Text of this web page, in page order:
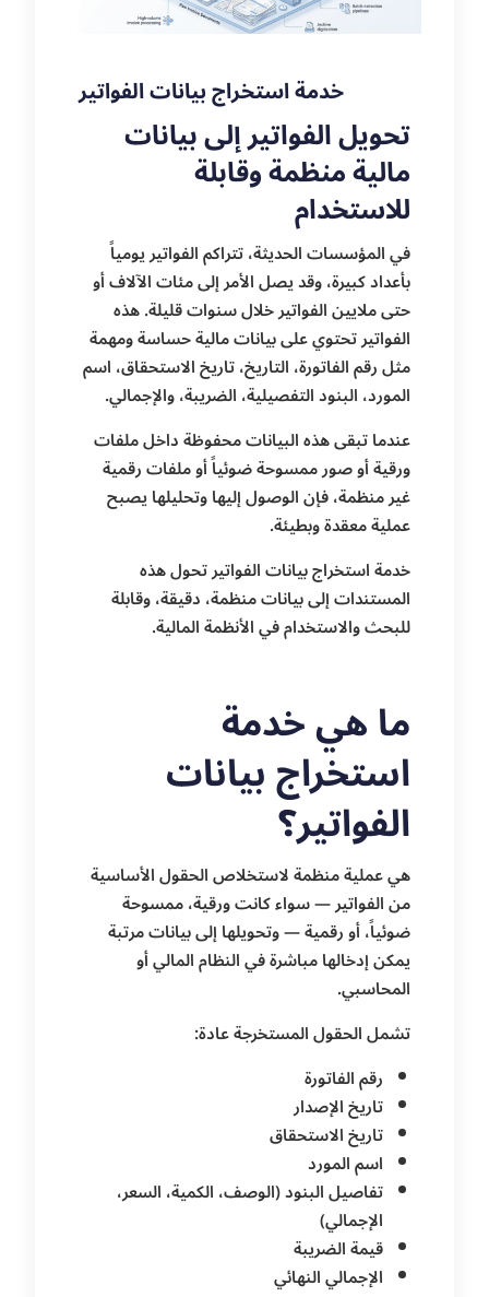
خدمة استخراج بيانات الفواتير
تحويل الفواتير إلى بيانات
مالية منظمة وقابلة
للاستخدام
في المؤسسات الحديثة، تتراكم الفواتير يومياً
بأعداد كبيرة، وقد يصل الأمر إلى مئات الآلاف أو
حتى ملايين الفواتير خلال سنوات قليلة. هذه
الفواتير تحتوي على بيانات مالية حساسة ومهمة
مثل رقم الفاتورة، التاريخ، تاريخ الاستحقاق، اسم
المورد، البنود التفصيلية، الضريبة، والإجمالي.
عندما تبقى هذه البيانات محفوظة داخل ملفات
ورقية أو صور ممسوحة ضوئياً أو ملفات رقمية
غير منظمة، فإن الوصول إليها وتحليلها يصبح
عملية معقدة وبطيئة.
خدمة استخراج بيانات الفواتير تحول هذه
المستندات إلى بيانات منظمة، دقيقة، وقابلة
للبحث والاستخدام في الأنظمة المالية.
ما هي خدمة
استخراج بيانات
الفواتير؟
هي عملية منظمة لاستخلاص الحقول الأساسية
من الفواتير — سواء كانت ورقية، ممسوحة
ضوئياً، أو رقمية — وتحويلها إلى بيانات مرتبة
يمكن إدخالها مباشرة في النظام المالي أو
المحاسبي.
تشمل الحقول المستخرجة عادة:
رقم الفاتورة
تاريخ الإصدار
تاريخ الاستحقاق
اسم المورد
تفاصيل البنود (الوصف، الكمية، السعر،
الإجمالي)
قيمة الضريبة
الإجمالي النهائي